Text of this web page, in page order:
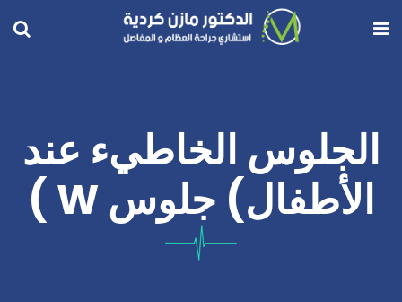
الجلوس الخاطيء عند
الأطفال) جلوس W )